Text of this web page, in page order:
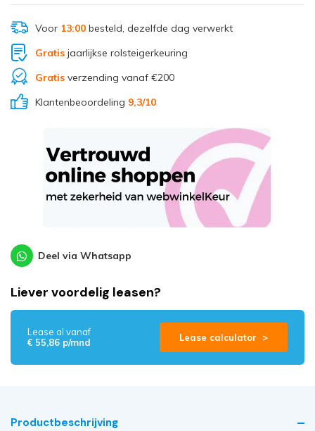
Voor 13:00besteld, dezelfde dag verwerkt
Gratisjaarlijkse rolsteigerkeuring
Gratisverzending vanaf €200
Klantenbeoordeling 9,3/10
Deel via Whatsapp
Liever voordelig leasen?
Lease al vanaf
€ 55,86 p/mnd
Lease calculator >
Productbeschrijving